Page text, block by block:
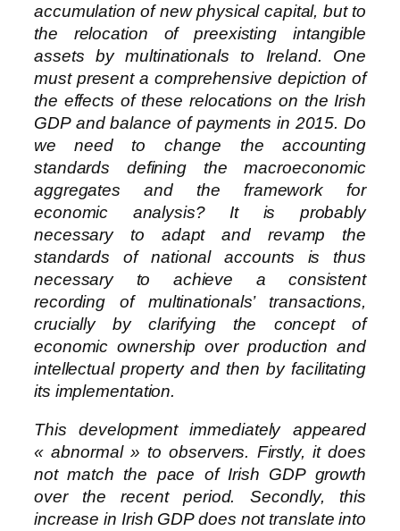
accumulation of new physical capital, but to
the relocation of preexisting intangible
assets by multinationals to Ireland. One
must present a comprehensive depiction of
the effects of these relocations on the Irish
GDP and balance of payments in 2015. Do
we need to change the accounting
standards defining the macroeconomic
aggregates and the framework for
economic analysis? It is probably
necessary to adapt and revamp the
standards of national accounts is thus
necessary to achieve a consistent
recording of multinationals’ transactions,
crucially by clarifying the concept of
economic ownership over production and
intellectual property and then by facilitating
its implementation.
This development immediately appeared
« abnormal » to observers. Firstly, it does
not match the pace of Irish GDP growth
over the recent period. Secondly, this
increase in Irish GDP does not translate into